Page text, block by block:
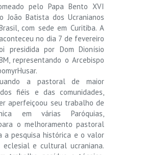
pelo Papa Bento XVI
João Batista dos Ucranianos
com sede em Curitiba. A
no dia 7 de fevereiro
presidida por Dom Dionísio
representando o Arcebispo
a pastoral de maior
fiéis e das comunidades,
aperfeiçoou seu trabalho de
em várias Paróquias,
o melhoramento pastoral
a pesquisa histórica e o valor
eclesial e cultural ucraniana.